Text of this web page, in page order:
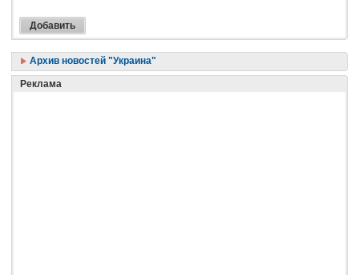
Архив новостей "Украина"
Реклама